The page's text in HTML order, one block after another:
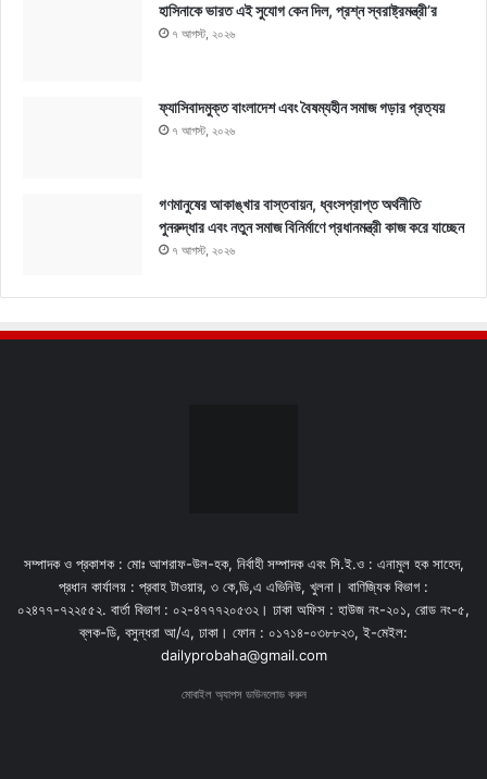
হাসিনাকে ভারত এই সুযোগ কেন দিল, প্রশ্ন স্বরাষ্ট্রমন্ত্রী’র
৭ আগস্ট, ২০২৬
ফ্যাসিবাদমুক্ত বাংলাদেশ এবং বৈষম্যহীন সমাজ গড়ার প্রত্যয়
৭ আগস্ট, ২০২৬
গণমানুষের আকাঙ্খার বাস্তবায়ন, ধ্বংসপ্রাপ্ত অর্থনীতি
পুনরুদ্ধার এবং নতুন সমাজ বিনির্মাণে প্রধানমন্ত্রী কাজ করে যাচ্ছেন
৭ আগস্ট, ২০২৬
সম্পাদক ও প্রকাশক : মোঃ আশরাফ-উল-হক, নির্বাহী সম্পাদক এবং সি.ই.ও : এনামুল হক সাহেদ,
প্রধান কার্যালয় : প্রবাহ টাওয়ার, ৩ কে,ডি,এ এভিনিউ, খুলনা। বাণিজ্যিক বিভাগ :
০২৪৭৭-৭২২৫৫২. বার্তা বিভাগ : ০২-৪৭৭৭২০৫৩২। ঢাকা অফিস : হাউজ নং-২০১, রোড নং-৫,
ব্লক-ডি, বসুন্ধরা আ/এ, ঢাকা। ফোন : ০১৭১৪-০৩৮৮২৩, ই-মেইল:
dailyprobaha@gmail.com
মোবাইল অ্যাপস ডাউনলোড করুন